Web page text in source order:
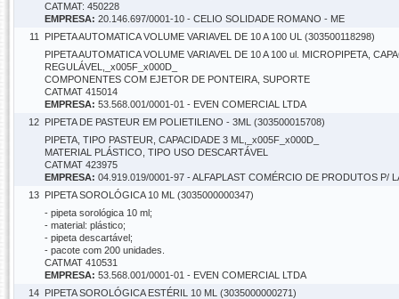
CATMAT: 450228
EMPRESA: 20.146.697/0001-10 - CELIO SOLIDADE ROMANO - ME
11
PIPETA AUTOMATICA VOLUME VARIAVEL DE 10 A 100 UL (303500118298)
PIPETA AUTOMATICA VOLUME VARIAVEL DE 10 A 100 ul. MICROPIPETA,
REGULÁVEL,_x005F_x000D_
COMPONENTES COM EJETOR DE PONTEIRA, SUPORTE
CATMAT 415014
EMPRESA: 53.568.001/0001-01 - EVEN COMERCIAL LTDA
12 PIPETA DE PASTEUR EM POLIETILENO - 3ML (303500015708)
PIPETA, TIPO PASTEUR, CAPACIDADE 3 ML,_x005F_x000D_
MATERIAL PLÁSTICO, TIPO USO DESCARTÁVEL
CATMAT 423975
EMPRESA: 04.919.019/0001-97 - ALFAPLAST COMÉRCIO DE PRODUTOS P/
13 PIPETA SOROLÓGICA 10 ML (3035000000347)
- pipeta sorológica 10 ml;
- material: plástico;
- pipeta descartável;
- pacote com 200 unidades.
CATMAT 410531
EMPRESA: 53.568.001/0001-01 - EVEN COMERCIAL LTDA
14 PIPETA SOROLÓGICA ESTÉRIL 10 ML (3035000000271)